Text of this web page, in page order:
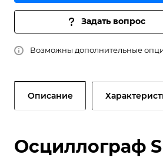
Задать вопрос
Возможны дополнительные
Описание
Осциллограф